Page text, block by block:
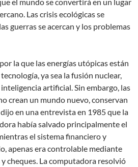
Las crisis ecológicas se
guerras se acercan y los problemas
la que las energías utópicas están
ya sea la fusión nuclear,
artificial. Sin embargo, las
crean un mundo nuevo, conservan
en una entrevista en 1985 que la
había salvado principalmente el
el sistema financiero y
apenas era controlable mediante
cheques. La computadora resolvió